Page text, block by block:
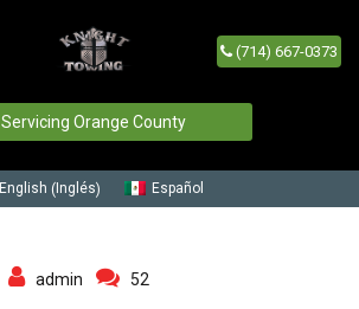
(714) 667-0373
Servicing Orange County
English ( Inglés) Español
pic7
admin 52